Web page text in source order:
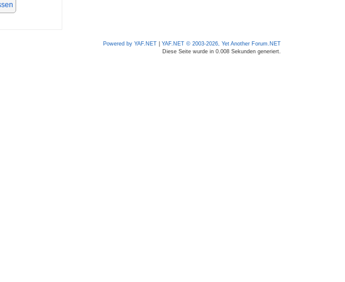
Powered by YAF.NET
YAF.NET © 2003-2026, Yet Another Forum.NET
Diese Seite wurde in 0.008 Sekunden generiert.